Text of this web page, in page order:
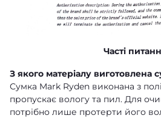
Часті
З якого матеріалу виготовлена
Сумка Mark Ryden виконана з
пропускає вологу та пил. Для
потрібно лише протерти його